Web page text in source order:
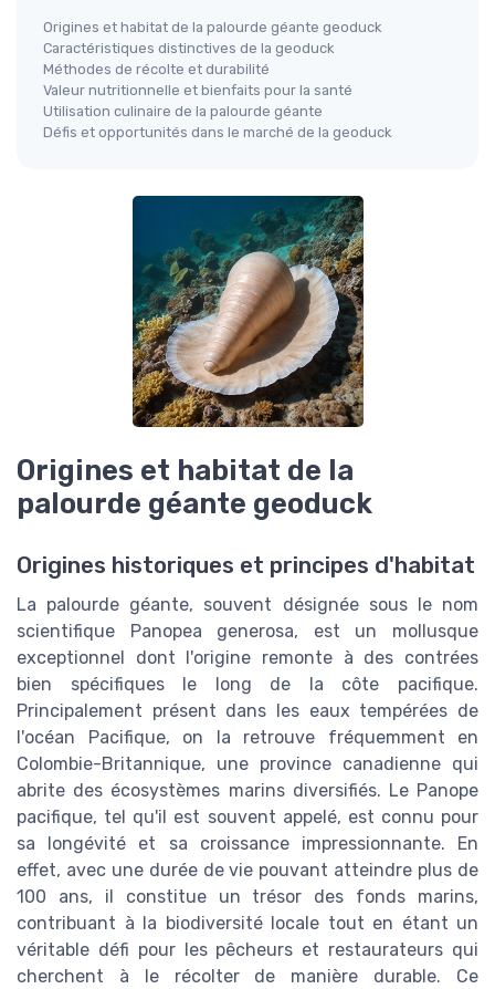
Origines et habitat de la palourde géante geoduck
Caractéristiques distinctives de la geoduck
Méthodes de récolte et durabilité
Valeur nutritionnelle et bienfaits pour la santé
Utilisation culinaire de la palourde géante
Défis et opportunités dans le marché de la geoduck
Origines et habitat de la
palourde géante geoduck
Origines historiques et principes d'habitat
La palourde géante, souvent désignée sous le nom
scientifique Panopea generosa, est un mollusque
exceptionnel dont l'origine remonte à des contrées
bien spécifiques le long de la côte pacifique.
Principalement présent dans les eaux tempérées de
l'océan Pacifique, on la retrouve fréquemment en
Colombie-Britannique, une province canadienne qui
abrite des écosystèmes marins diversifiés. Le Panope
pacifique, tel qu'il est souvent appelé, est connu pour
sa longévité et sa croissance impressionnante. En
effet, avec une durée de vie pouvant atteindre plus de
100 ans, il constitue un trésor des fonds marins,
contribuant à la biodiversité locale tout en étant un
véritable défi pour les pêcheurs et restaurateurs qui
cherchent à le récolter de manière durable. Ce